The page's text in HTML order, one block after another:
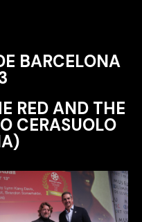
BARCELONA
RED AND THE
CERASUOLO